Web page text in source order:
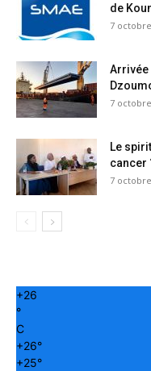
de
7
Arrivée
7
Le
cancer
7
+26
°
C
+26°
+25°